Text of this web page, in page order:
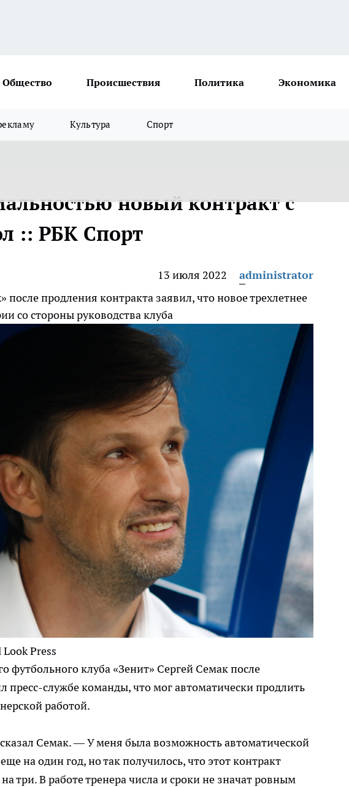
Общество Происшествия Политика Экономика
Культура Спорт
новый контракт с
:: РБК Спорт
13 июля 2022
administrator
продления контракта заявил, что новое трехлетнее
со стороны руководства клуба
Press
футбольного клуба «Зенит» Сергей Семак после
пресс-службе команды, что мог автоматически продлить
работой.
Семак. — У меня была возможность автоматической
на один год, но так получилось, что этот контракт
три. В работе тренера числа и сроки не значат ровным